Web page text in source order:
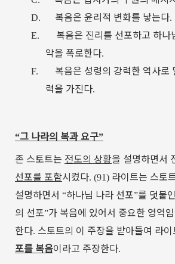
D.
복음은 윤리적 변화를 낳는다.
E.
복음은 진리를 선포하고 하나
악을 폭로한다.
F.
복음은 성령의 강력한 역사로
력을 가진다.
“그 나라의 복과요구”
존 스토트는 전도의 상황을 설명하면서
선포를 포함시켰다. (91) 라이트는 스토
설명하면서 “하나님 나라 선포”를 덧붙인
의 선포”가 복음에 있어서 중요한 영역
한다. 스토트의 이 주장을 받아들여 라
포를 복음이라고 주장한다.